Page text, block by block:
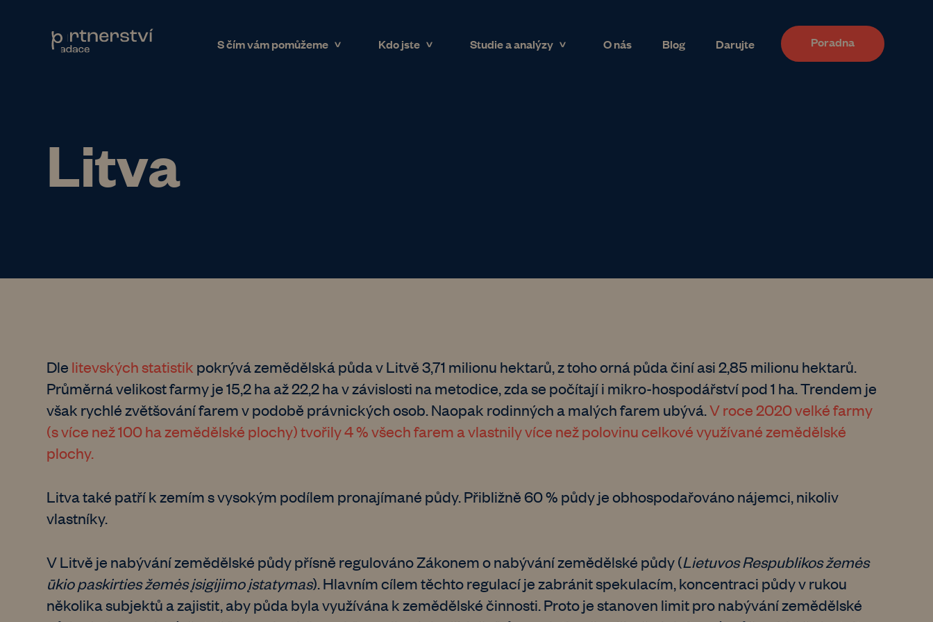
S čím vám pomůžeme Kdo jste Studie a analýzy O nás Blog Darujte Poradna
Litva
Dle litevských statistik pokrývá zemědělská půda v Litvě 3,71 milionu hektarů, z toho orná půda činí asi 2,85 milionu hektarů.
Průměrná velikost farmy je 15,2 ha až 22,2 ha v závislosti na metodice, zda se počítají i mikro-hospodářství pod 1 ha. Trendem je
však rychlé zvětšování farem v podobě právnických osob. Naopak rodinných a malých farem ubývá.V roce 2020 velké farmy
(s více než 100 ha zemědělské plochy) tvořily 4 % všech farem a vlastnily více než polovinu celkové využívané zemědělské
plochy.
Litva také patří k zemím s vysokým podílem pronajímané půdy. Přibližně 60 % půdy je obhospodařováno nájemci, nikoliv
vlastníky.
V Litvě je nabývání zemědělské půdy přísně regulováno Zákonem o nabývání zemědělské půdy (Lietuvos Respublikos žemės
ūkio paskirties žemės įsigijimo įstatymas). Hlavním cílem těchto regulací je zabránit spekulacím, koncentraci půdy v rukou
několika subjektů a zajistit, aby půda byla využívána k zemědělské činnosti. Proto je stanoven limit pro nabývání zemědělské